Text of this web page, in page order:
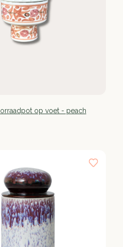
op voet - peach